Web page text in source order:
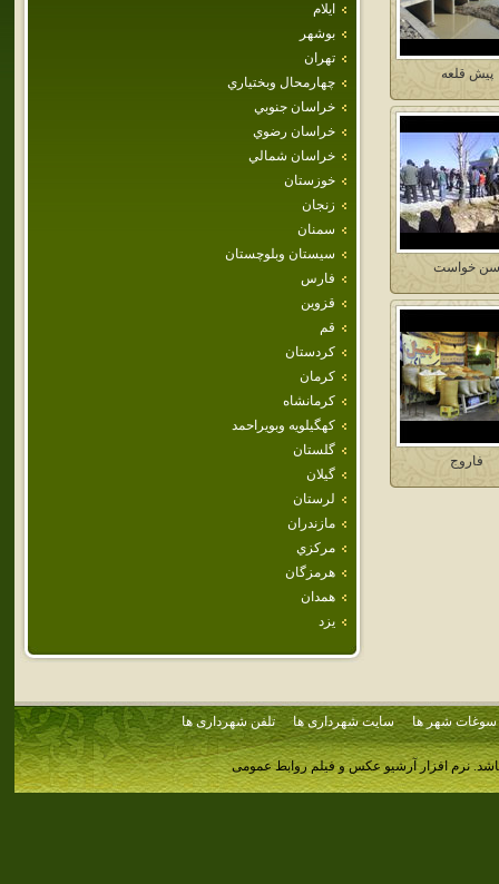
ايلام
بوشهر
تهران
چهارمحال وبختياري
خراسان جنوبي
خراسان رضوي
خراسان شمالي
خوزستان
زنجان
سمنان
سيستان وبلوچستان
فارس
قزوين
قم
كردستان
كرمان
كرمانشاه
كهگيلويه وبويراحمد
گلستان
گيلان
لرستان
مازندران
مركزي
هرمزگان
همدان
يزد
پيش قلعه
سن خواست
فاروج
سوغات شهر ها سایت شهرداری ها تلفن شهرداری ها
نرم افزار آرشیو عکس و فیلم روابط عمومی